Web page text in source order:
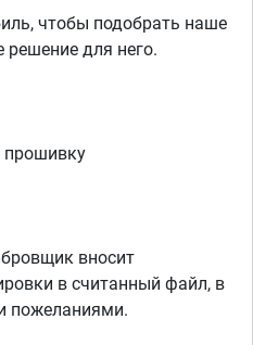
чтобы подобрать наше
решение для него.
прошивку
вносит
в считанный файл, в
пожеланиями.